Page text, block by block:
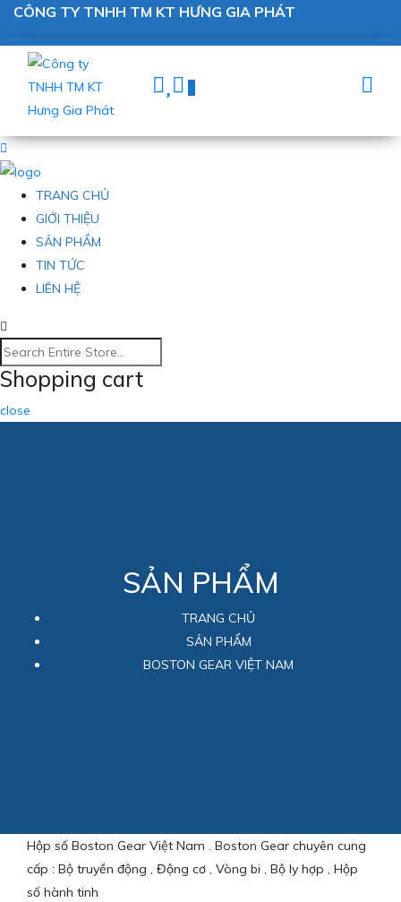
CÔNG TY TNHH TM KT HƯNG GIA PHÁT
0
TRANG CHỦ
GIỚI THIỆU
SẢN PHẨM
TIN TỨC
LIÊN HỆ
Shopping cart
close
SẢN PHẨM
TRANG CHỦ
SẢN PHẨM
BOSTON GEAR VIỆT NAM
Hộp số Boston Gear Việt Nam . Boston Gear chuyên cung
cấp : Bộ truyền động , Động cơ , Vòng bi , Bộ ly hợp , Hộp
số hành tinh